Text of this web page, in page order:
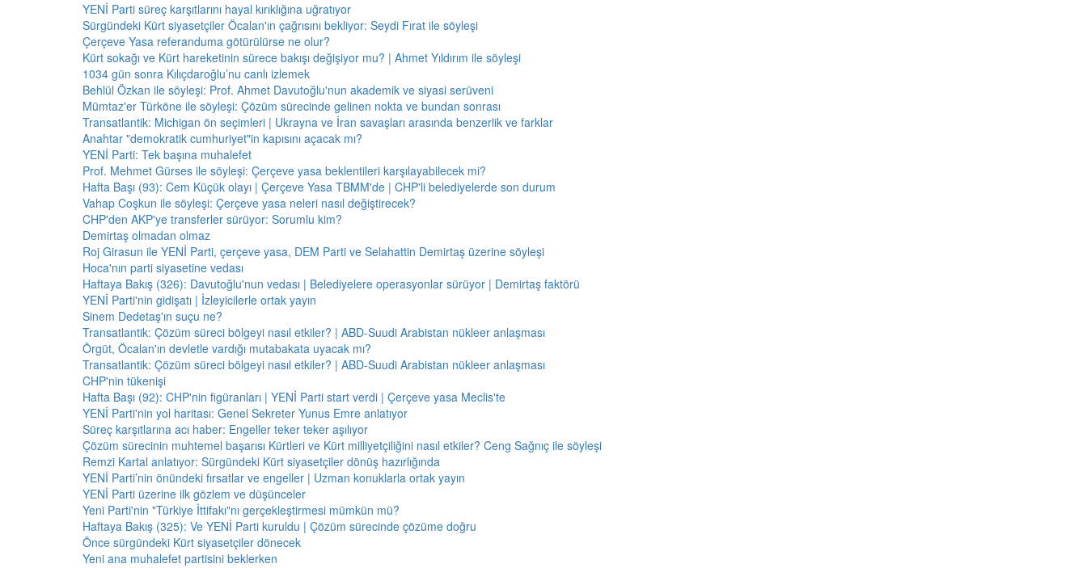
YENİ Parti süreç karşıtlarını hayal kırıklığına uğratıyor
Sürgündeki Kürt siyasetçiler Öcalan'ın çağrısını bekliyor: Seydi Fırat ile söyleşi
Çerçeve Yasa referanduma götürülürse ne olur?
Kürt sokağı ve Kürt hareketinin sürece bakışı değişiyor mu? | Ahmet Yıldırım ile söyleşi
1034 gün sonra Kılıçdaroğlu’nu canlı izlemek
Behlül Özkan ile söyleşi: Prof. Ahmet Davutoğlu'nun akademik ve siyasi serüveni
Mümtaz'er Türköne ile söyleşi: Çözüm sürecinde gelinen nokta ve bundan sonrası
Transatlantik: Michigan ön seçimleri | Ukrayna ve İran savaşları arasında benzerlik ve farklar
Anahtar "demokratik cumhuriyet"in kapısını açacak mı?
YENİ Parti: Tek başına muhalefet
Prof. Mehmet Gürses ile söyleşi: Çerçeve yasa beklentileri karşılayabilecek mi?
Hafta Başı (93): Cem Küçük olayı | Çerçeve Yasa TBMM'de | CHP'li belediyelerde son durum
Vahap Coşkun ile söyleşi: Çerçeve yasa neleri nasıl değiştirecek?
CHP'den AKP'ye transferler sürüyor: Sorumlu kim?
Demirtaş olmadan olmaz
Roj Girasun ile YENİ Parti, çerçeve yasa, DEM Parti ve Selahattin Demirtaş üzerine söyleşi
Hoca'nın parti siyasetine vedası
Haftaya Bakış (326): Davutoğlu'nun vedası | Belediyelere operasyonlar sürüyor | Demirtaş faktörü
YENİ Parti'nin gidişatı | İzleyicilerle ortak yayın
Sinem Dedetaş'ın suçu ne?
Transatlantik: Çözüm süreci bölgeyi nasıl etkiler? | ABD-Suudi Arabistan nükleer anlaşması
Örgüt, Öcalan'ın devletle vardığı mutabakata uyacak mı?
Transatlantik: Çözüm süreci bölgeyi nasıl etkiler? | ABD-Suudi Arabistan nükleer anlaşması
CHP'nin tükenişi
Hafta Başı (92): CHP'nin figüranları | YENİ Parti start verdi | Çerçeve yasa Meclis'te
YENİ Parti'nin yol haritası: Genel Sekreter Yunus Emre anlatıyor
Süreç karşıtlarına acı haber: Engeller teker teker aşılıyor
Çözüm sürecinin muhtemel başarısı Kürtleri ve Kürt milliyetçiliğini nasıl etkiler? Ceng Sağnıç ile söyleşi
Remzi Kartal anlatıyor: Sürgündeki Kürt siyasetçiler dönüş hazırlığında
YENİ Parti’nin önündeki fırsatlar ve engeller | Uzman konuklarla ortak yayın
YENİ Parti üzerine ilk gözlem ve düşünceler
Yeni Parti'nin "Türkiye İttifakı"nı gerçekleştirmesi mümkün mü?
Haftaya Bakış (325): Ve YENİ Parti kuruldu | Çözüm sürecinde çözüme doğru
Önce sürgündeki Kürt siyasetçiler dönecek
Yeni ana muhalefet partisini beklerken